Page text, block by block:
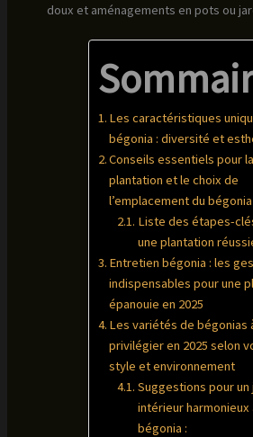
doux et aménagements en pots ou
Les caractéristiques
bégonia : diversité et
Conseils essentiels pour la
plantation et le choix de
l’emplacement du bégonia
Liste des étapes-
une plantation
Entretien bégonia : les
indispensables pour une
épanouie en 2025
Les variétés de bégonias
privilégier en 2025 selon
style et environnement
Suggestions pour
intérieur harmonieux
bégonia :